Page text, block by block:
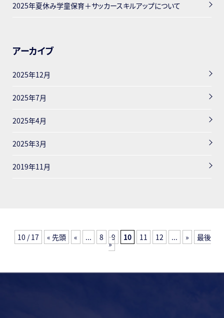
2025年夏休み学童保育＋サッカースキルアップについて
アーカイブ
2025年12月
2025年7月
2025年4月
2025年3月
2019年11月
10 / 17 « 先頭 « ... 8 9 10 11 12 ... » 最後
»